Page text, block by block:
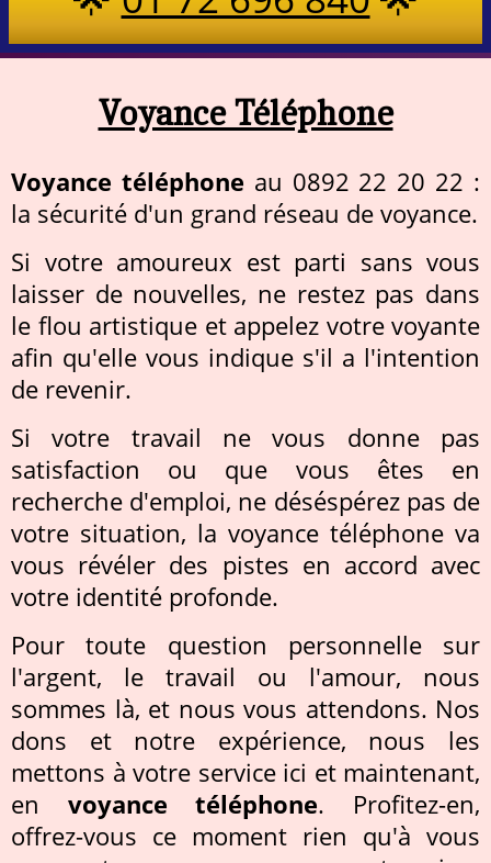
Voyance Téléphone
Voyance téléphone au 0892 22 20 22 :
la sécurité d'un grand réseau de voyance.
Si votre amoureux est parti sans vous
laisser de nouvelles, ne restez pas dans
le flou artistique et appelez votre voyante
afin qu'elle vous indique s'il a l'intention
de revenir.
Si votre travail ne vous donne pas
satisfaction ou que vous êtes en
recherche d'emploi, ne déséspérez pas de
votre situation, la voyance téléphone va
vous révéler des pistes en accord avec
votre identité profonde.
Pour toute question personnelle sur
l'argent, le travail ou l'amour, nous
sommes là, et nous vous attendons. Nos
dons et notre expérience, nous les
mettons à votre service ici et maintenant,
en voyance téléphone. Profitez-en,
offrez-vous ce moment rien qu'à vous